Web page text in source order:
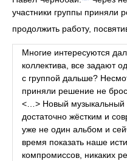
участники группы приняли
продолжить работу,
Многие интересуются
коллектива, все задают
с группой дальше?
приняли решение не
<…> Новый музыкальный
достаточно жёстким и
уже не один альбом и
время показать наше
компромиссов, никаких